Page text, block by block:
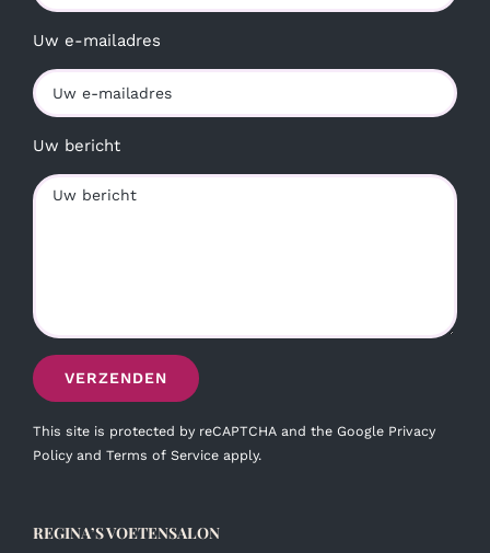
Uw e-mailadres
Uw bericht
This site is protected by reCAPTCHA and the Google Privacy
Policy and Terms of Service apply.
REGINA’S VOETENSALON